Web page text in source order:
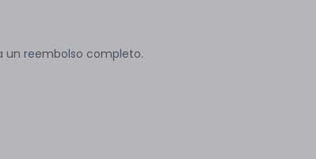
un reembolso completo.